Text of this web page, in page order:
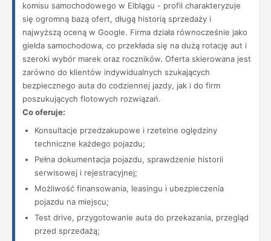
komisu samochodowego w Elblągu - profil charakteryzuje
się ogromną bazą ofert, długą historią sprzedaży i
najwyższą oceną w Google. Firma działa równocześnie jako
giełda samochodowa, co przekłada się na dużą rotację aut i
szeroki wybór marek oraz roczników. Oferta skierowana jest
zarówno do klientów indywidualnych szukających
bezpiecznego auta do codziennej jazdy, jak i do firm
poszukujących flotowych rozwiązań.
Co oferuje:
Konsultacje przedzakupowe i rzetelne oględziny
techniczne każdego pojazdu;
Pełna dokumentacja pojazdu, sprawdzenie historii
serwisowej i rejestracyjnej;
Możliwość finansowania, leasingu i ubezpieczenia
pojazdu na miejscu;
Test drive, przygotowanie auta do przekazania, przegląd
przed sprzedażą;